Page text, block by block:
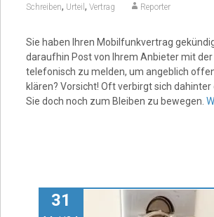
Schreiben, Urteil , Vertrag Reporter
Sie haben Ihren Mobilfunkvertrag
daraufhin Post von Ihrem Anbieter mit der
telefonisch zu melden, um angeblich
klären? Vorsicht! Oft verbirgt sich dahinter
Sie doch noch zum Bleiben zu bewegen.
31